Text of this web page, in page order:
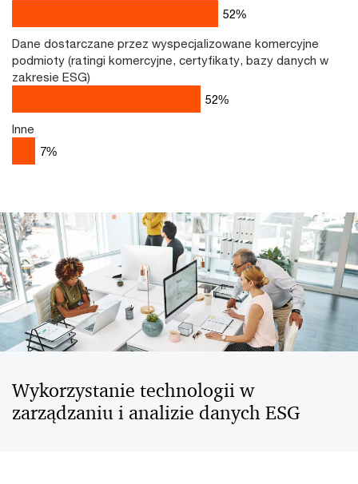
64%
Dane dostarczane przez wyspecjalizowane komercyjne
podmioty (ratingi komercyjne, certyfikaty, bazy danych w
zakresie ESG)
57%
Inne
7%
Wykorzystanie technologii w
zarządzaniu i analizie danych ESG